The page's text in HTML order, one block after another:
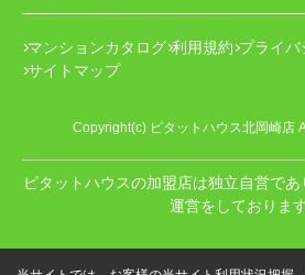
マンションカタログ 利用規約 プライバ
サイトマップ
Copyright(c) ピタットハウス北岡崎店
ピタットハウスの加盟店は独立自営で
運営をしております